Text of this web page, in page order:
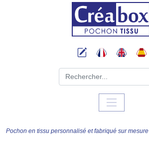
Pochon en tissu personnalisé et fabriqué sur mesure